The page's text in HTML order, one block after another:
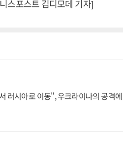
스포스트 김디모데 기자]
러시아로 이동", 우크라이나의 공격에